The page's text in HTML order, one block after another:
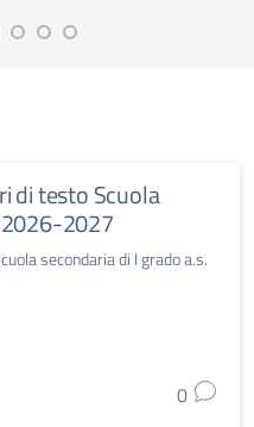
di testo Scuola
2026-2027
secondaria di I grado a.s.
0